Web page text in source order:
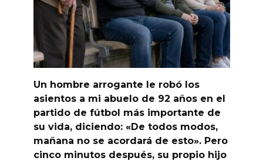
Un hombre arrogante le robó los
asientos a mi abuelo de 92 años en el
partido de fútbol más importante de
su vida, diciendo: «De todos modos,
mañana no se acordará de esto». Pero
cinco minutos después, su propio hijo